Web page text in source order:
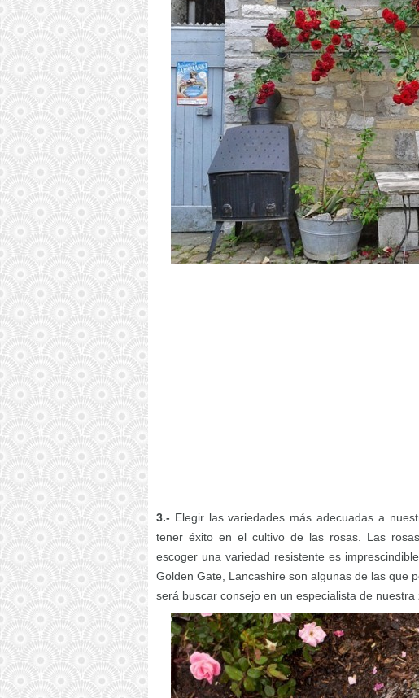
3.- Elegir las variedades más adecuadas a
tener éxito en el cultivo de las rosas. Las
escoger una variedad resistente es
Golden Gate, Lancashire son algunas de las que
será buscar consejo en un especialista de nuestra